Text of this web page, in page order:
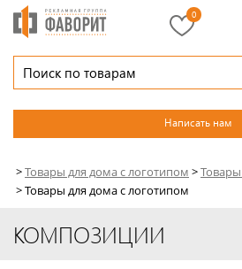
Написать нам
0
>Товары для дома с логотипом >
>Товары для дома с логотипом
КОМПОЗИЦИИ